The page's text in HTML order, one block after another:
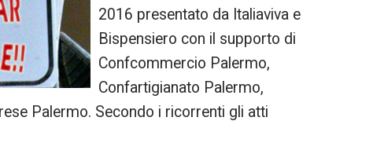
2016 presentato da Italiaviva e
Bispensiero con il supporto di
Confcommercio Palermo,
Confartigianato Palermo,
Palermo. Secondo i ricorrenti gli atti